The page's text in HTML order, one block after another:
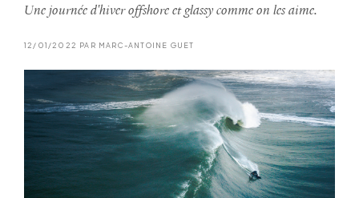
Une journée d'hiver offshore et glassy comme on les aime.
12/01/2022 PAR MARC-ANTOINE GUET